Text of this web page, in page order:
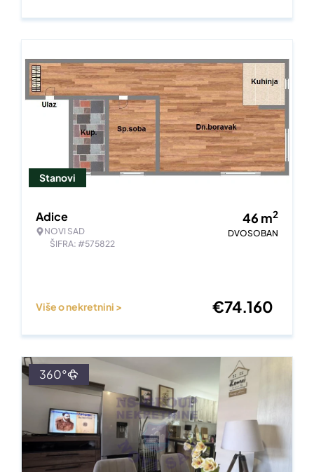
Stanovi
Adice
NOVI SAD
ŠIFRA: #575822
46 m2
DVOSOBAN
Više o nekretnini > €74.160
360°